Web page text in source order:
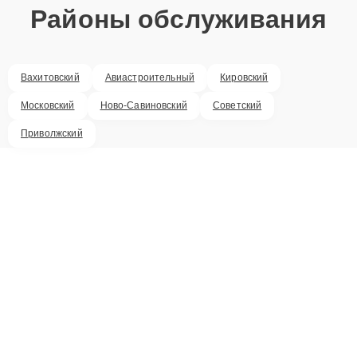
Районы обслуживания
Вахитовский Авиастроительный Кировский
Московский Ново-Савиновский Советский
Приволжский